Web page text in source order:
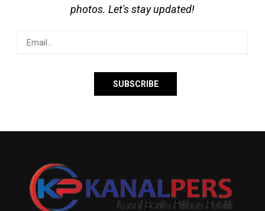
photos. Let's stay updated!